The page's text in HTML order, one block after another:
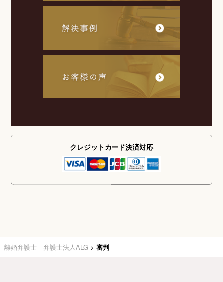
クレジットカード決済対応
離婚弁護士｜弁護士法人ALG > 審判